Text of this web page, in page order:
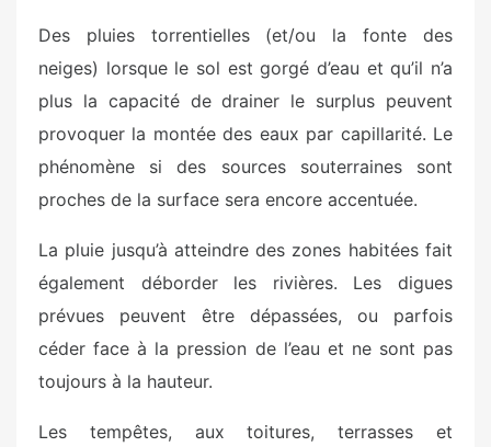
Des pluies torrentielles (et/ou la fonte des
neiges) lorsque le sol est gorgé d’eau et qu’il n’a
plus la capacité de drainer le surplus peuvent
provoquer la montée des eaux par capillarité. Le
phénomène si des sources souterraines sont
proches de la surface sera encore accentuée.
La pluie jusqu’à atteindre des zones habitées fait
également déborder les rivières. Les digues
prévues peuvent être dépassées, ou parfois
céder face à la pression de l’eau et ne sont pas
toujours à la hauteur.
Les tempêtes, aux toitures, terrasses et